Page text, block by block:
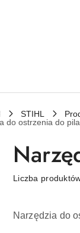
STIHL
do ostrzenia do
Liczba
Narzędzia do